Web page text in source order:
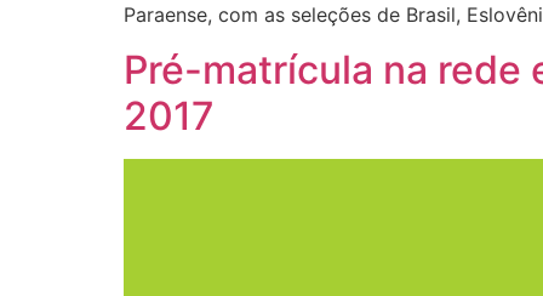
Paraense, com as seleções de Brasil,
Pré-matrícula na rede
2017